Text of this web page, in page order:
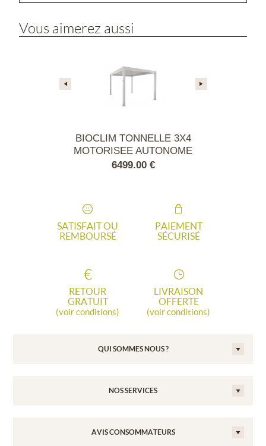
Vous aimerez aussi
BIOCLIM TONNELLE 3X4
MOTORISEE AUTONOME
ALU - BLANC
6499.00 €
SATISFAIT OU
REMBOURSÉ
PAIEMENT
SÉCURISÉ
RETOUR
GRATUIT
(voir conditions)
LIVRAISON
OFFERTE
(voir conditions)
QUI SOMMES NOUS ?
NOS SERVICES
AVIS CONSOMMATEURS